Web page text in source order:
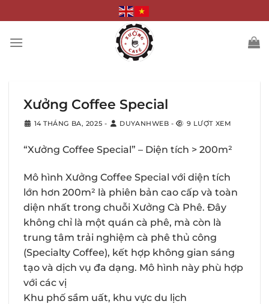
qua
nội
Xưởng Coffee Special
14 THÁNG BA, 2025 - DUYANHWEB - 9 LƯỢT XEM
“Xưởng Coffee Special” – Diện tích > 200m²
Mô hình Xưởng Coffee Special với diện tích
lớn hơn 200m² là phiên bản cao cấp và toàn
diện nhất trong chuỗi Xưởng Cà Phê. Đây
không chỉ là một quán cà phê, mà còn là
trung tâm trải nghiệm cà phê thủ công
(Specialty Coffee), kết hợp không gian sáng
tạo và dịch vụ đa dạng. Mô hình này phù hợp
với các vị
Khu phố sầm uất, khu vực du lịch